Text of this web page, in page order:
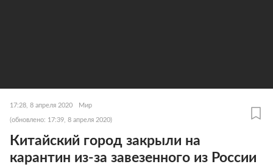
17:28, 8 апреля 2020 Мир
(обновлено: 17:39, 8 апреля 2020)
Китайский город закрыли на
карантин из-за завезенного из России